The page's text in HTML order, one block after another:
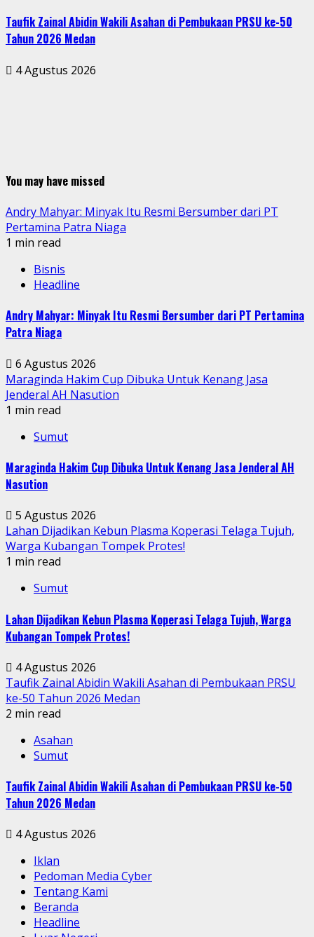
Taufik Zainal Abidin Wakili Asahan di Pembukaan PRSU ke-50
Tahun 2026 Medan
4 Agustus 2026
You may have missed
Andry Mahyar: Minyak Itu Resmi Bersumber dari PT
Pertamina Patra Niaga
1 min read
Bisnis
Headline
Andry Mahyar: Minyak Itu Resmi Bersumber dari PT Pertamina
Patra Niaga
6 Agustus 2026
Maraginda Hakim Cup Dibuka Untuk Kenang Jasa
Jenderal AH Nasution
1 min read
Sumut
Maraginda Hakim Cup Dibuka Untuk Kenang Jasa Jenderal AH
Nasution
5 Agustus 2026
Lahan Dijadikan Kebun Plasma Koperasi Telaga Tujuh,
Warga Kubangan Tompek Protes!
1 min read
Sumut
Lahan Dijadikan Kebun Plasma Koperasi Telaga Tujuh, Warga
Kubangan Tompek Protes!
4 Agustus 2026
Taufik Zainal Abidin Wakili Asahan di Pembukaan PRSU
ke-50 Tahun 2026 Medan
2 min read
Asahan
Sumut
Taufik Zainal Abidin Wakili Asahan di Pembukaan PRSU ke-50
Tahun 2026 Medan
4 Agustus 2026
Iklan
Pedoman Media Cyber
Tentang Kami
Beranda
Headline